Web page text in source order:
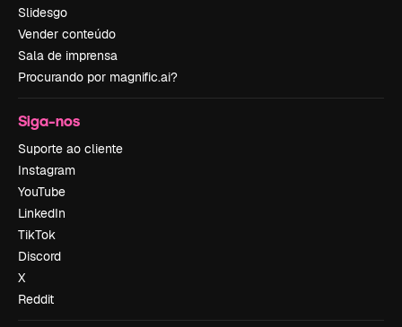
Slidesgo
Vender conteúdo
Sala de imprensa
Procurando por magnific.ai?
Siga-nos
Suporte ao cliente
Instagram
YouTube
LinkedIn
TikTok
Discord
X
Reddit